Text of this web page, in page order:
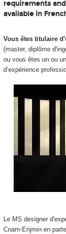
requirements
available in
Vous êtes titulaire
(master, diplôme
ou vous êtes un ou
d’expérience
Le MS designer
Cnam-Enjmin en